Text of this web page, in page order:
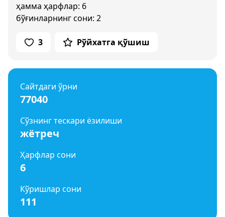
ҳамма ҳарфлар: 6
бўғинларнинг сони: 2
3 Рўйхатга қўшиш
Сайтдаги ўрни
77040
Сўзнинг тескари ёзилиши
жётреч
Ҳарфлар сони
6
Кўришлар сони
111